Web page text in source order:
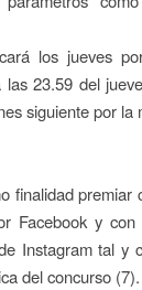
los jueves
las 23.59 del
siguiente por la
finalidad premiar
Facebook y
Instagram tal y
del concurso (7).